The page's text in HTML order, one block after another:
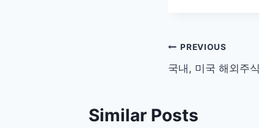
글
탐
PREVIOUS
국내, 미국 해외주
Similar Posts